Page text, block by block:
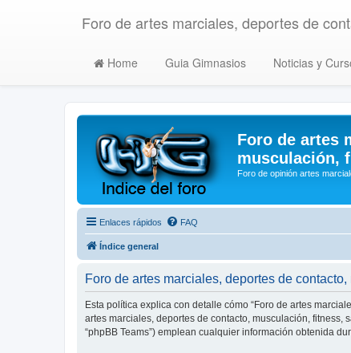
Foro de artes marciales, deportes de
Home Guia Gimnasios Noticias y
Foro de artes
musculación,
Foro de opinión artes
Enlaces rápidos FAQ
Índice general
Foro de artes marciales, deportes de
Esta política explica con detalle cómo “Foro de artes
artes marciales, deportes de contacto, musculación, fitness,
“phpBB Teams”) emplean cualquier información obtenida